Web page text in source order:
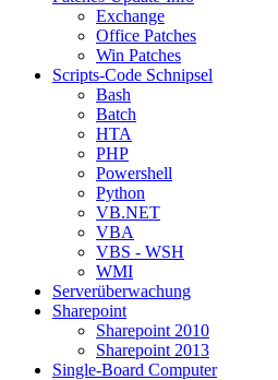
Exchange
Office Patches
Win Patches
Scripts-Code Schnipsel
Bash
Batch
HTA
PHP
Powershell
Python
VB.NET
VBA
VBS - WSH
WMI
Serverüberwachung
Sharepoint
Sharepoint 2010
Sharepoint 2013
Single-Board Computer